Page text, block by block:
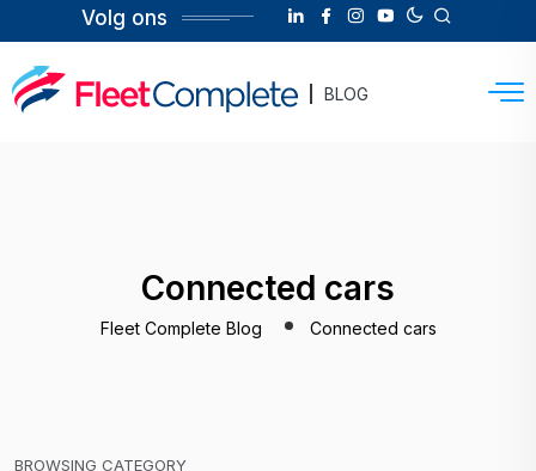
Volg ons
BLOG
Connected cars
Fleet Complete Blog Connected cars
BROWSING CATEGORY